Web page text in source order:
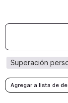
superación